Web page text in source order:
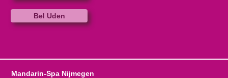
Bel Uden
Mandarin-Spa Nijmegen